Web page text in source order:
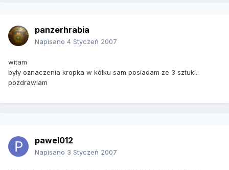
panzerhrabia
Napisano 4 Styczeń 2007
witam
były oznaczenia kropka w kółku sam posiadam ze 3 sztuki..
pozdrawiam
pawel012
Napisano 3 Styczeń 2007